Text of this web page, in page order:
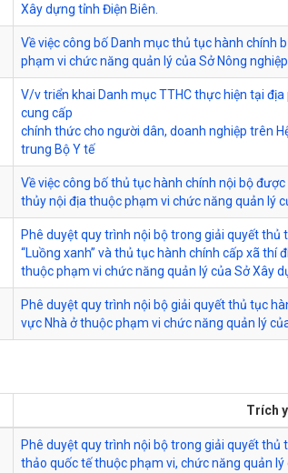
Xây dựng tỉnh Điện Biên.
Về việc công bố Danh mục thủ tục hành chính
phạm vi chức năng quản lý của Sở Nông
V/v triển khai Danh mục TTHC thực hiện tại
cung cấp
chính thức cho người dân, doanh nghiệp trên
trung Bộ Y tế
Về việc công bố thủ tục hành chính nội bộ
thủy nội địa thuộc phạm vi chức năng quản lý
Phê duyệt quy trình nội bộ trong giải quyết
“Luồng xanh” và thủ tục hành chính cấp xã thí
thuộc phạm vi chức năng quản lý của Sở Xây
Phê duyệt quy trình nội bộ giải quyết thủ tục
vực Nhà ở thuộc phạm vi chức năng quản lý
Trích
Phê duyệt quy trình nội bộ trong giải quyết
thảo quốc tế thuộc phạm vi, chức năng quản lý